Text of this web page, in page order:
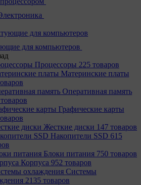
для компьютеров
Процессоры 225 товаров
Материнcкие платы
Оперативная память
Графические карты
Жесткие диски 147 товаров
Накопители SSD 615
Блоки питания 750 товаров
Корпуса 952 товаров
Системы
2135 товаров